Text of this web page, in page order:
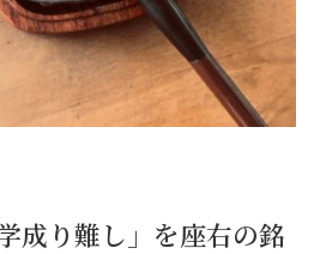
成り難し」を座右の銘